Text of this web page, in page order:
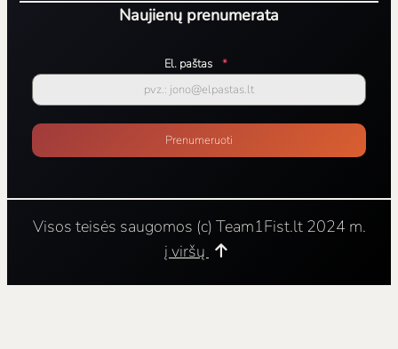
Naujienų prenumerata
El. paštas *
Prenumeruoti
Visos teisės saugomos (c) Team1Fist.lt 2024 m.
į viršų